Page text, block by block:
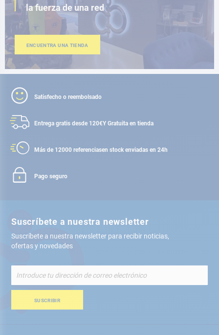
la fuerza de una red
ENCUENTRA UNA TIENDA
Satisfecho o reembolsado
Entrega gratis desde 120€Y Gratuita en tienda
Más de 12000 referenciasen stock enviadas en 24h
Pago seguro
Suscríbete a nuestra newsletter
Suscríbete a nuestra newsletter para recibir noticias,
ofertas y novedades
nuestro
de
SUSCRIBIR